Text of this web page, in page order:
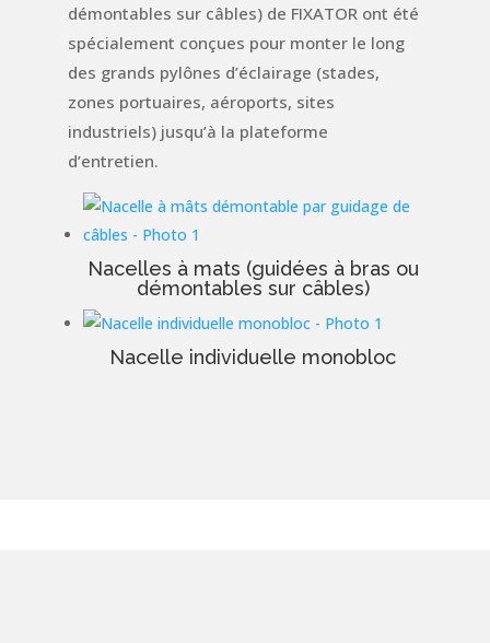
démontables sur câbles) de FIXATOR ont été
spécialement conçues pour monter le long
des grands pylônes d’éclairage (stades,
zones portuaires, aéroports, sites
industriels) jusqu’à la plateforme
d’entretien.
Nacelles à mats (guidées à bras ou
démontables sur câbles)
Nacelle individuelle monobloc